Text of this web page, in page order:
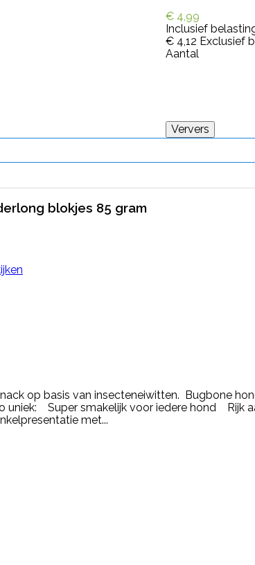
€ 4,99
Inclusief
€ 4,12 Exclusief
Aantal
blokjes 85 gram
op basis van insecteneiwitten. Bugbone
Super smakelijk voor iedere hond Rijk
met...